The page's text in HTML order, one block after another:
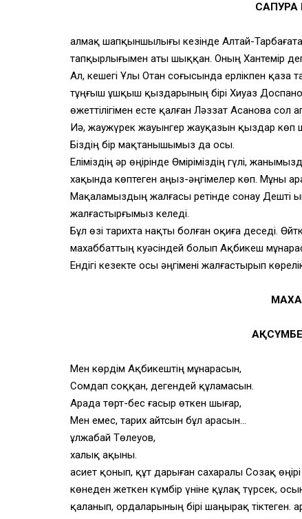
САПУРА
Қалмақ шапқыншылығы кезінде Алтай-
тапқырлығымен аты шыққан. Оның Хантемір
Ал, кешегі Ұлы Отан соғысында ерлікпен
тұңғыш ұшқыш қыздарының бірі Хиуаз
өжеттілігімен есте қалған Ләззат Асанова
Иә, жаужүрек жауынгер жауқазын қыздар көп
Біздің бір мақтанышымыз да осы.
Еліміздің әр өңірінде Өміріміздің гүлі,
хақында көптеген аңыз-әңгімелер көп. Мұны
Мақаламыздың жалғасы ретінде сонау Дешті
жалғастырғымыз келеді.
Бұл өзі тарихта нақты болған оқиға деседі.
махаббаттың куәсіндей болып Ақбикеш
Ендігі кезекте осы әңгімені жалғастырып
Мен көрдім Ақбикештің мұнарасын,
Сомдап соққан, дегендей құламасын.
Арада төрт-бес ғасыр өткен шығар,
Мен емес, тарих айтсын бұл арасын…
Құлжабай Төлеуов,
халық ақыны.
Қасиет қонып, құт дарыған сахаралы Созақ
көнеден жеткен күмбір үніне құлақ түрсек,
қаланып, ордаларының бірі шаңырақ тіктеген.